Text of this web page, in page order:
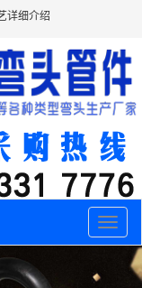
详细介绍
Toggle